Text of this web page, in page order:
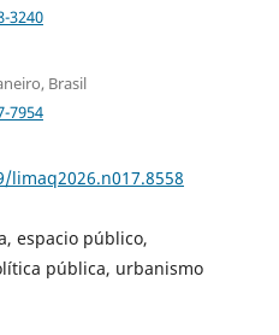
3240
Brasil
7954
espacio público,
pública, urbanismo